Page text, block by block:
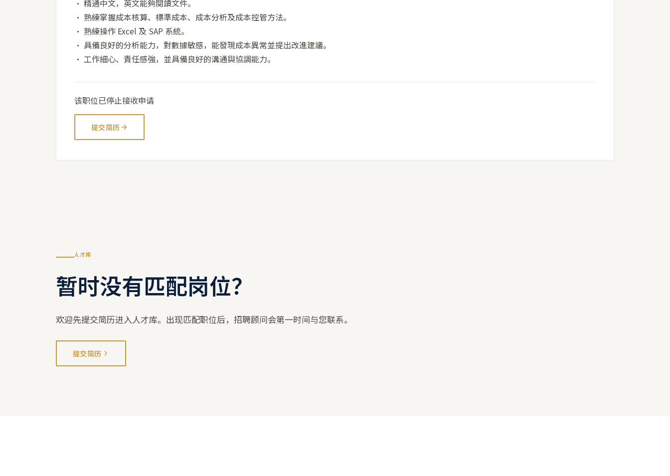
• 精通中文，英文能夠閱讀文件。
• 熟練掌握成本核算、標準成本、成本分析及成本控管方法。
• 熟練操作 Excel 及 SAP 系統。
• 具備良好的分析能力，對數據敏感，能發現成本異常並提出改進建議。
• 工作細心、責任感強，並具備良好的溝通與協調能力。
该职位已停止接收申请
提交简历
人才库
暂时没有匹配岗位？
欢迎先提交简历进入人才库。出现匹配职位后，招聘顾问会第一时间与您联系。
提交简历